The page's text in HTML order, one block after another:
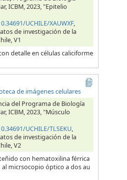
ICBM, 2023, "Epitelio
UCHILE/XAUWXF,
de investigación de la
V1
detalle en células caliciforme
de imágenes celulares
del Programa de Biología
ICBM, 2023, "Músculo
UCHILE/TLSEKU,
de investigación de la
V2
con hematoxilina férrica
micrsocopio óptico a dos au